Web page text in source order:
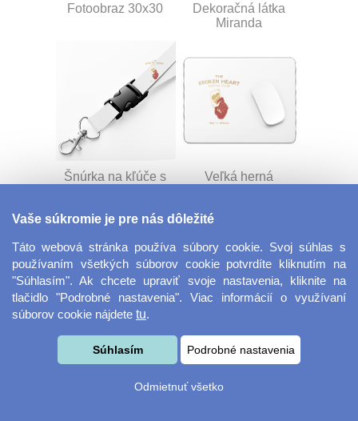
Fotoobraz 30x30
Dekoračná látka
Miranda
Šnúrka na kľúče s
Veľká herná
Velkoformátová
Desiatový box
Vaše súkromie je pre nás dôležité
Táto webová stránka používa súbory cookie. Svoj súhlas s
používaním všetkých súborov cookie potvrdíte kliknutím na
"Súhlasím". Ak chcete upraviť svoje nastavenia, kliknite na
tlačidlo "Podrobné nastavenia". Viac informácií o využívaní
súborov cookie nájdete tu.
Súhlasím Podrobné nastavenia
Odmietnuť všetko